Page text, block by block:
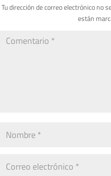
Tu dirección de correo electrónico no
están